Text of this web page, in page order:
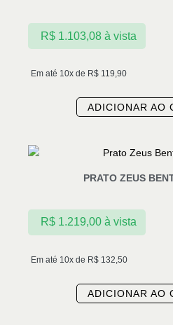
Em até 10x de R$ 119,90
R$1.103,08 à vista
ADICIONAR AO
PRATO ZEUS
Em até 10x de R$ 132,50
R$1.219,00 à vista
ADICIONAR AO